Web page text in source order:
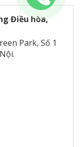
Điều hòa,
Park, Số 1